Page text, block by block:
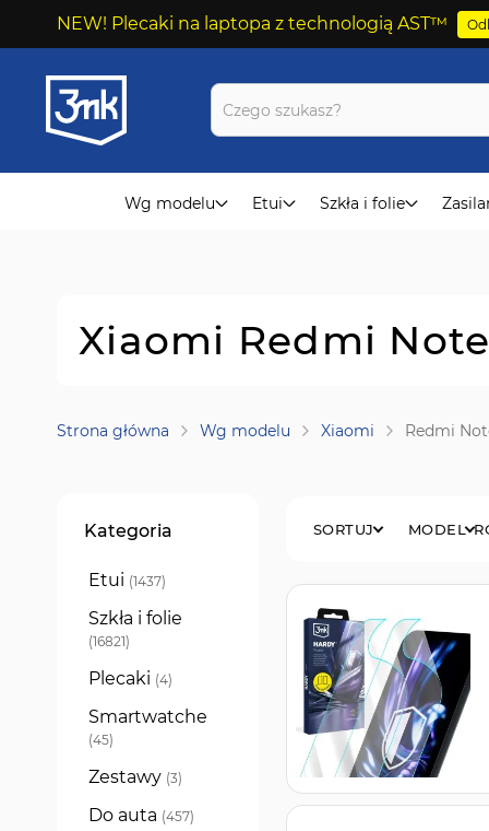
NEW! Plecaki na laptopa z technologią AST™
Przejdź
do
treści
Wg modelu Etui Szkła i folie
Xiaomi Redmi
Strona główna Wg modelu Xiaomi Redmi
MODEL
SORTUJ
Kategoria
Etui 1437
produkty
Szkła i folie
16821
produkty
Plecaki 4
produkty
Smartwatche
45
produkty
Zestawy 3
produkty
Do auta 457
produkty